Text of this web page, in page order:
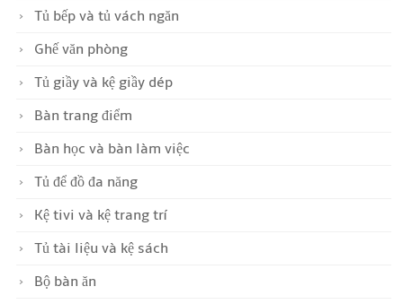
Tủ bếp và tủ vách ngăn
Ghế văn phòng
Tủ giầy và kệ giầy dép
Bàn trang điểm
Bàn học và bàn làm việc
Tủ để đồ đa năng
Kệ tivi và kệ trang trí
Tủ tài liệu và kệ sách
Bộ bàn ăn